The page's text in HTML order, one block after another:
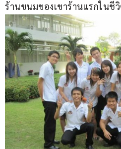
ร้านขนมของเขาร้านแรกในชี